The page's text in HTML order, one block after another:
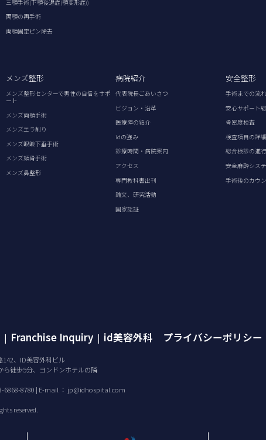
三顎手術(下顎後退症(顎変形症))
両顎の再手術
両顎固定ピン除去
メンズ整形
メンズ整形センターで男性の自信をサポ
ート
メンズ両顎手術
メンズエラ削り
メンズ眼瞼下垂手術
メンズ頬骨手術
メンズ鼻整形
病院紹介
代表院長ごあいさつ
ビジョン・沿革
医療陣の紹介
idの強み
診療時間・病院案内
アクセス
専門教科書出刊
論文、研究活動
国家認証
安全整形
手術までの流れ
安心サポート
骨密度検査
検査項目の詳
総合検診の進
安全麻酔シス
手術後のカウ
| Franchise Inquiry | id美容外科 プライバシーポリシー
142、ID美容外科ビル
ら徒歩5分、ヨンドンホテルの隣
6868-8780 | E-mail ： jp@idhospital.com
reserved.